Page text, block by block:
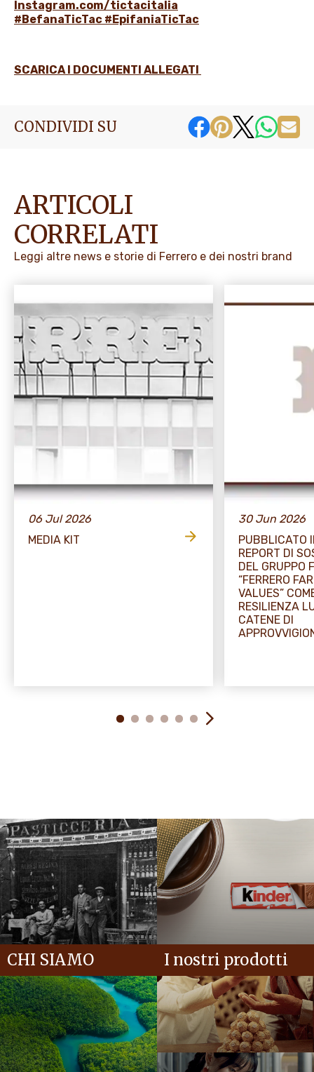
Instagram.com/tictacitalia
#BefanaTicTac #EpifaniaTicTac
SCARICA I DOCUMENTI ALLEGATI
CONDIVIDI SU
ARTICOLI
CORRELATI
Leggi altre news e storie di Ferrero e dei nostri brand
06 Jul 2026
MEDIA KIT
30 Jun 2026
PUBBLICATO
REPORT DI
DEL GRUPPO
“FERRERO
VALUES”
RESILIENZA
CATENE DI
CHI SIAMO I nostri prodotti